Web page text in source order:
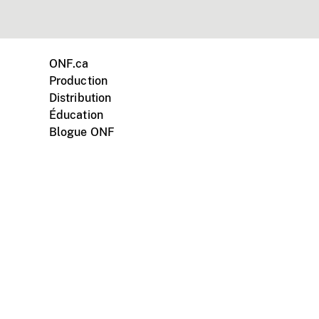
ONF.ca
Production
Distribution
Éducation
Blogue ONF